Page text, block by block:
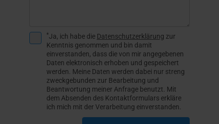
*Ja, ich habe die Datenschutzerklärung zur
Kenntnis genommen und bin damit
einverstanden, dass die von mir angegebenen
Daten elektronisch erhoben und gespeichert
werden. Meine Daten werden dabei nur streng
zweckgebunden zur Bearbeitung und
Beantwortung meiner Anfrage benutzt. Mit
dem Absenden des Kontaktformulars erkläre
ich mich mit der Verarbeitung einverstanden.